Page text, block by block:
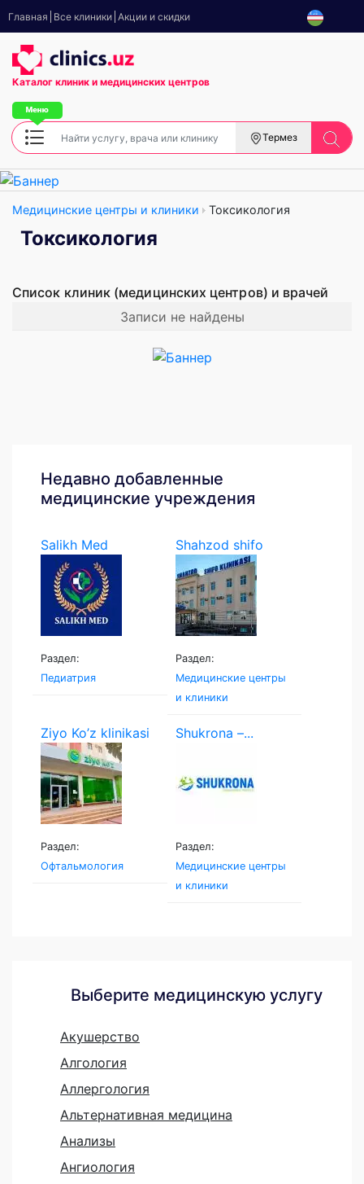
Главная Все клиники Акции и скидки
Каталог клиник и медицинских центров
Термез
Медицинские центры и клиники Токсикология
Токсикология
Список клиник (медицинских центров) и врачей
Записи не найдены
Недавно добавленные
медицинские учреждения
Salikh Med
Раздел:
Педиатрия
Shahzod shifo
klinikasi
Раздел:
Медицинские центры
и клиники
Ziyo Ko’z klinikasi
Раздел:
Офтальмология
Shukrona –...
Раздел:
Медицинские центры
и клиники
Выберите медицинскую услугу
Акушерство
Алгология
Аллергология
Альтернативная медицина
Анализы
Ангиология